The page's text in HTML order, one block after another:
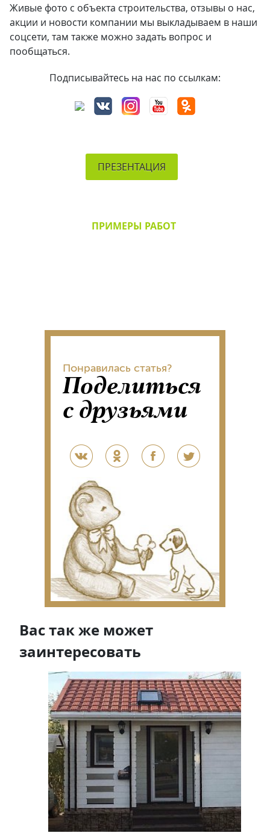
Живые фото с объекта строительства, отзывы о нас,
акции и новости компании мы выкладываем в наши
соцсети, там также можно задать вопрос и
пообщаться.
Подписывайтесь на нас по ссылкам:
ПРЕЗЕНТАЦИЯ
ПРИМЕРЫ РАБОТ
Понравилась статья?
Поделиться
с друзьями
Вас так же может
заинтересовать